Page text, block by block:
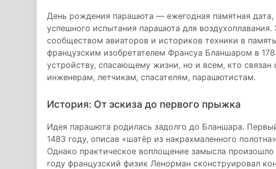
День рождения парашюта — ежегодная памятная
успешного испытания парашюта для
сообществом авиаторов и историков техники в
французским изобретателем Франсуа Бланшаром в
устройству, спасающему жизни, но и всем, кто
инженерам, летчикам, спасателям, парашютистам.
История: От эскиза до первого прыжка
Идея парашюта родилась задолго до Бланшара.
1483 году, описав «шатёр из накрахмаленного
Однако практическое воплощение замысла
году французский физик Ленорман сконструировал